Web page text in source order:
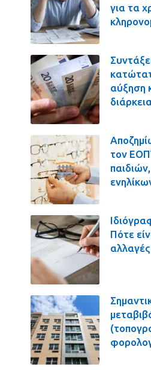
για τα
αύξηση
τον
Πότε